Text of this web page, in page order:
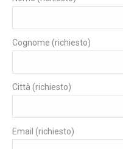
Cognome (richiesto)
Città (richiesto)
Email (richiesto)